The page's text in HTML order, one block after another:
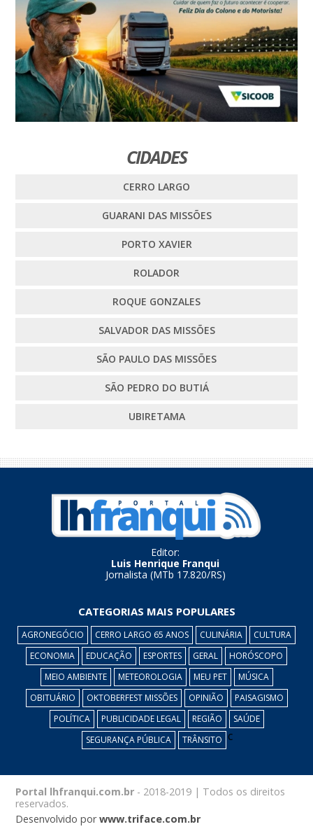
CIDADES
CERRO LARGO
GUARANI DAS MISSÕES
PORTO XAVIER
ROLADOR
ROQUE GONZALES
SALVADOR DAS MISSÕES
SÃO PAULO DAS MISSÕES
SÃO PEDRO DO BUTIÁ
UBIRETAMA
Editor:
Luis Henrique Franqui
Jornalista (MTb 17.820/RS)
CATEGORIAS MAIS POPULARES
AGRONEGÓCIO CERRO LARGO 65 ANOS CULINÁRIA
CULTURA
ECONOMIA
EDUCAÇÃO ESPORTES GERAL
HORÓSCOPO
MEIO AMBIENTE
METEOROLOGIA MEU PET
MÚSICA
OBITUÁRIO
OKTOBERFEST MISSÕES OPINIÃO
PAISAGISMO
POLÍTICA
PUBLICIDADE LEGAL REGIÃO
SAÚDE
SEGURANÇA PÚBLICA
TRÂNSITO c
Portal lhfranqui.com.br - 2018-2019 | Todos os direitos
reservados.
Desenvolvido porwww.triface.com.br